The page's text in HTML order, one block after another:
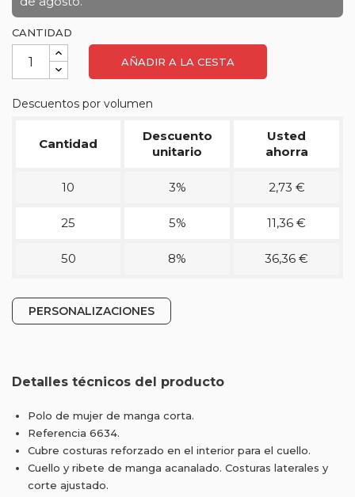
CANTIDAD
AÑADIR A LA CESTA
Descuentos por volumen
Cantidad
Descuento
unitario
Usted
ahorra
10 3% 2,73 €
25 5% 11,36 €
50 8% 36,36 €
PERSONALIZACIONES
Detalles técnicos del producto
Polo de mujer de manga corta.
Referencia 6634.
Cubre costuras reforzado en el interior para el cuello.
Cuello y ribete de manga acanalado. Costuras laterales y
corte ajustado.